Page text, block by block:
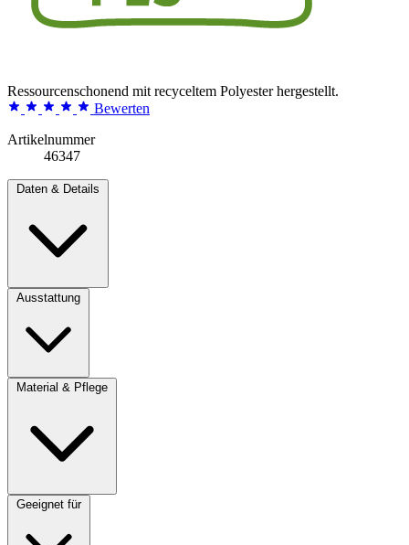
Ressourcenschonend mit recyceltem Polyester hergestellt.
Bewerten
Artikelnummer
46347
Daten & Details
Ausstattung
Material & Pflege
Geeignet für